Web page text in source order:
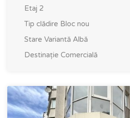
Etaj 2
Tip clădire Bloc nou
Stare Variantă Albă
Destinație Comercială